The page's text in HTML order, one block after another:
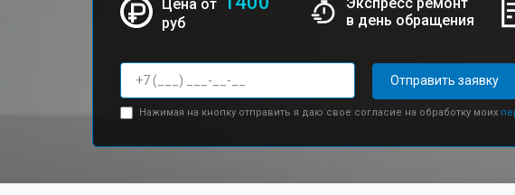
Цена от
руб
в день обращения
Отправить заявку
Нажимая на кнопку отправить я даю свое согласие на обработку моих